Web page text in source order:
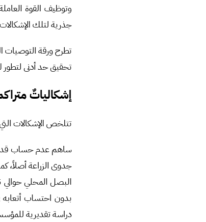
وتوظيف القوة
جذرية لتلك
تطرح ورقة التوصيات
تحقيق حد أدنى
إشكالياتٌ
تتلخص الإشكالات
ساهم عدم حساب قدرة
جدوى الزراعة أصلاً،
دراسة تقديرية للمؤسسة